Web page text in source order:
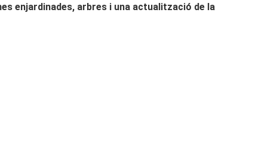
enjardinades, arbres i una actualització de la